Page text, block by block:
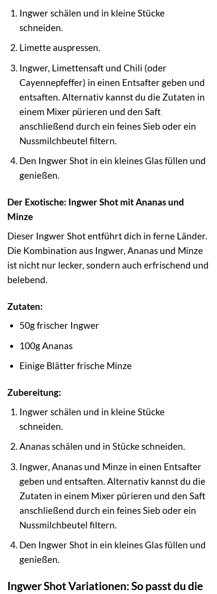
Ingwer schälen und in kleine Stücke
schneiden.
Limette auspressen.
Ingwer, Limettensaft und Chili (oder
Cayennepfeffer) in einen Entsafter geben und
entsaften. Alternativ kannst du die Zutaten in
einem Mixer pürieren und den Saft
anschließend durch ein feines Sieb oder ein
Nussmilchbeutel filtern.
Den Ingwer Shot in ein kleines Glas füllen und
genießen.
Der Exotische: Ingwer Shot mit Ananas und
Minze
Dieser Ingwer Shot entführt dich in ferne Länder.
Die Kombination aus Ingwer, Ananas und Minze
ist nicht nur lecker, sondern auch erfrischend und
belebend.
Zutaten:
50g frischer Ingwer
100g Ananas
Einige Blätter frische Minze
Zubereitung:
Ingwer schälen und in kleine Stücke
schneiden.
Ananas schälen und in Stücke schneiden.
Ingwer, Ananas und Minze in einen Entsafter
geben und entsaften. Alternativ kannst du die
Zutaten in einem Mixer pürieren und den Saft
anschließend durch ein feines Sieb oder ein
Nussmilchbeutel filtern.
Den Ingwer Shot in ein kleines Glas füllen und
genießen.
Ingwer Shot Variationen: So passt du die